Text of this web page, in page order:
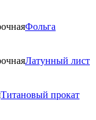
Фольга
Латунный лист
Титановый прокат